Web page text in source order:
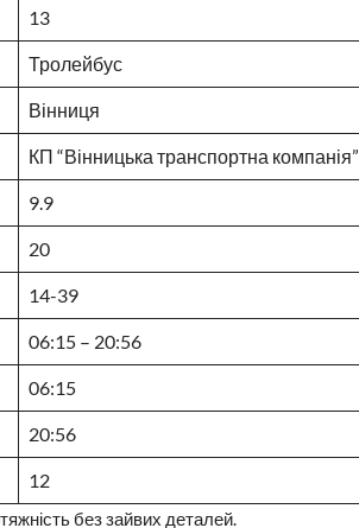
13
Тролейбус
Вінниця
КП “Вінницька транспортна компанія”
9.9
20
14-39
06:15 – 20:56
06:15
20:56
12
без зайвих деталей.